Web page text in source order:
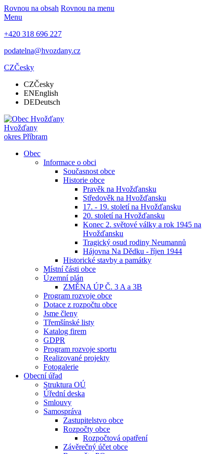
Rovnou na obsah Rovnou na menu
Menu
+420 318 696 227
podatelna@hvozdany.cz
CZČesky
CZČesky
ENEnglish
DEDeutsch
Hvožďany
okres Příbram
Obec
Informace o obci
Současnost obce
Historie obce
Pravěk na Hvožďansku
Středověk na Hvožďansku
17. - 19. století na Hvožďansku
20. století na Hvožďansku
Konec 2. světové války a rok 1945 na
Hvožďansku
Tragický osud rodiny Neumannů
Hájovna Na Dědku - říjen 1944
Historické stavby a památky
Místní části obce
Územní plán
ZMĚNA ÚP Č. 3 A a 3B
Program rozvoje obce
Dotace z rozpočtu obce
Jsme členy
Třemšínské listy
Katalog firem
GDPR
Program rozvoje sportu
Realizované projekty
Fotogalerie
Obecní úřad
Struktura OÚ
Úřední deska
Smlouvy
Samospráva
Zastupitelstvo obce
Rozpočty obce
Rozpočtová opatření
Závěrečný účet obce